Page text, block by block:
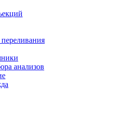
анализов